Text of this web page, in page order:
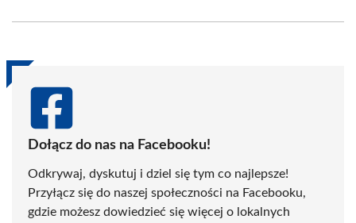
(Twitter)
Dołącz do nas na Facebooku!
Odkrywaj, dyskutuj i dziel się tym co najlepsze!
Przyłącz się do naszej społeczności na Facebooku,
gdzie możesz dowiedzieć się więcej o lokalnych